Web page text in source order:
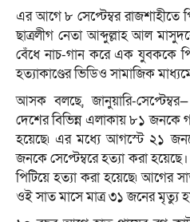
এর আগে ৮ সেপ্টেম্বর রাজশাহীতে
ছাত্রলীগ নেতা আব্দুল্লাহ আল
বেঁধে নাচ-গান করে এক যুবককে
হত্যাকাণ্ডের ভিডিও সামাজিক
আসক বলছে, জানুয়ারি-
দেশের বিভিন্ন এলাকায় ৮১ জনকে
হয়েছে৷ এর মধ্যে আগস্টে ২১
জনকে সেপ্টেম্বরে হত্যা করা
পিটিয়ে হত্যা করা হয়েছে৷ আগের
ওই সাত মাসে মাত্র ৩১ জনের মৃত্যু